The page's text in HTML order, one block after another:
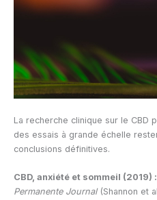
La recherche clinique sur le CBD
des essais à grande échelle
conclusions définitives.
CBD, anxiété et sommeil (2019) :
Permanente Journal(Shannon et